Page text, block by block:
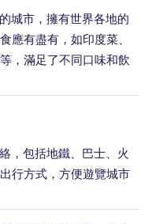
城市，擁有世界各地的
應有盡有，如印度菜、
，滿足了不同口味和飲
，包括地鐵、巴士、火
行方式，方便遊覽城市